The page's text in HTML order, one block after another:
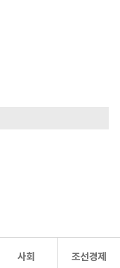
사회 조선경제